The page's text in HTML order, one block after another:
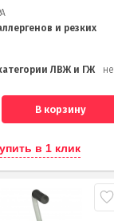
и резких
ЛВЖ и ГЖ
В корзину
в 1 клик